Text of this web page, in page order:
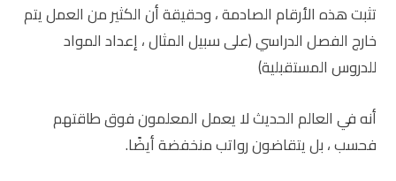
تثبت هذه الأرقام الصادمة ، وحقيقة أن الكثير من العمل يتم
خارج الفصل الدراسي (على سبيل المثال ، إعداد المواد
للدروس المستقبلية)
أنه في العالم الحديث لا يعمل المعلمون فوق طاقتهم
فحسب ، بل يتقاضون رواتب منخفضة أيضًا.